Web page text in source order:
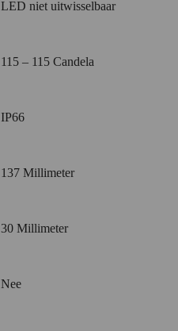
LED niet uitwisselbaar
115 – 115 Candela
IP66
137 Millimeter
30 Millimeter
Nee